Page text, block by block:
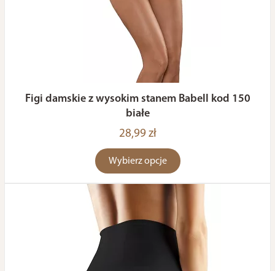
Figi damskie z wysokim stanem Babell kod 150
białe
28,99 zł
Wybierz opcje